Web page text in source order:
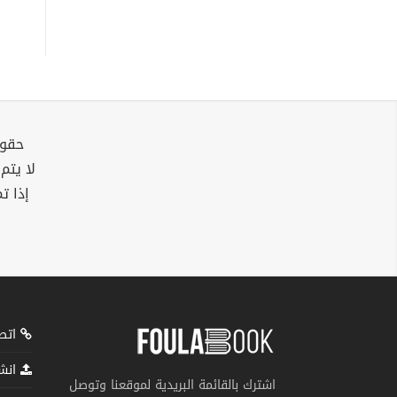
لا
إذا
اشترك بالقائمة البريدية لموقعنا وتوصل